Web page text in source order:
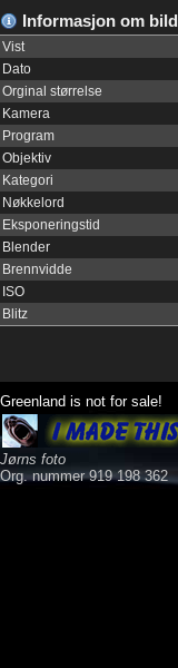
Informasjon om
Vist
Dato
Orginal størrelse
Kamera
Program
Objektiv
Kategori
Nøkkelord
Eksponeringstid
Blender
Brennvidde
ISO
Blitz
Greenland is not for sale!
Jørns foto
Org. nummer 919 198 362